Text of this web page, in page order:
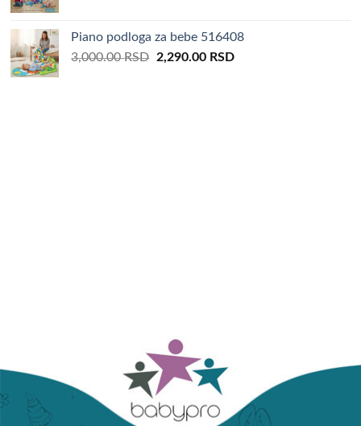
Piano podloga za bebe 516408
3,000.00RSD Original
2,290.00 RSDCurrent